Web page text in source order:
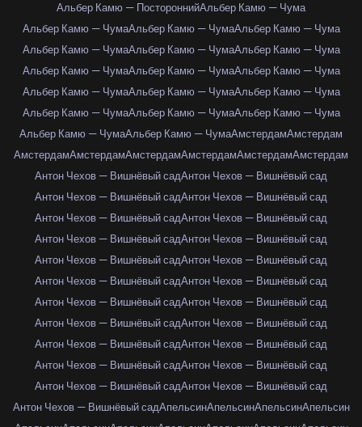
Альбер Камю — ПостороннийАльбер Камю — Чума
Альбер Камю — ЧумаАльбер Камю — ЧумаАльбер Камю — Чума
Альбер Камю — ЧумаАльбер Камю — ЧумаАльбер Камю — Чума
Альбер Камю — ЧумаАльбер Камю — ЧумаАльбер Камю — Чума
Альбер Камю — ЧумаАльбер Камю — ЧумаАльбер Камю — Чума
Альбер Камю — ЧумаАльбер Камю — ЧумаАльбер Камю — Чума
Альбер Камю — ЧумаАльбер Камю — ЧумаАмстердамАмстердам
АмстердамАмстердамАмстердамАмстердамАмстердамАмстердам
Антон Чехов — Вишнёвый садАнтон Чехов — Вишнёвый сад
Антон Чехов — Вишнёвый садАнтон Чехов — Вишнёвый сад
Антон Чехов — Вишнёвый садАнтон Чехов — Вишнёвый сад
Антон Чехов — Вишнёвый садАнтон Чехов — Вишнёвый сад
Антон Чехов — Вишнёвый садАнтон Чехов — Вишнёвый сад
Антон Чехов — Вишнёвый садАнтон Чехов — Вишнёвый сад
Антон Чехов — Вишнёвый садАнтон Чехов — Вишнёвый сад
Антон Чехов — Вишнёвый садАнтон Чехов — Вишнёвый сад
Антон Чехов — Вишнёвый садАнтон Чехов — Вишнёвый сад
Антон Чехов — Вишнёвый садАнтон Чехов — Вишнёвый сад
Антон Чехов — Вишнёвый садАнтон Чехов — Вишнёвый сад
Антон Чехов — Вишнёвый садАпельсинАпельсинАпельсинАпельсин